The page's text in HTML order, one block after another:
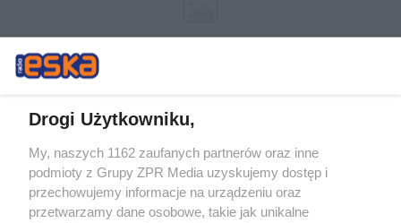
Żaden utwór zamieszczony w serwisie nie może być powielany i
rozpowszechniany lub dalej rozpowszechniany w jakikolwiek sposób (w
tym także elektroniczny lub mechaniczny) na jakimkolwiek polu
eksploatacji w jakiejkolwiek formie, włącznie z umieszczaniem w
Internecie bez pisemnej zgody właściciela praw. Jakiekolwiek użycie lub
Drogi Użytkowniku,
My, naszych 1162 zaufanych partnerów oraz inne
podmioty z Grupy ZPR Media uzyskujemy dostęp i
przechowujemy informacje na urządzeniu oraz
przetwarzamy dane osobowe, takie jak unikalne